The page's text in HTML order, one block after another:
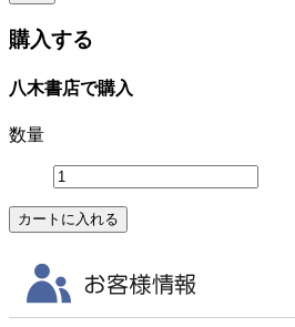
購入する
八木書店で購入
数量